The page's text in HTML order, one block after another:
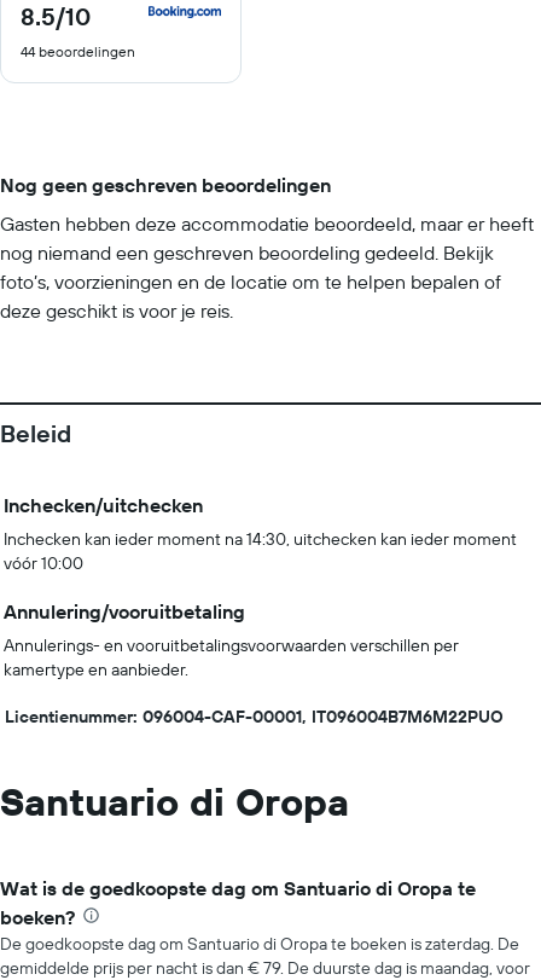
8.5/10
8.5
10
44 beoordelingen
Nog geen geschreven beoordelingen
Gasten hebben deze accommodatie beoordeeld, maar er heeft
nog niemand een geschreven beoordeling gedeeld. Bekijk
foto’s, voorzieningen en de locatie om te helpen bepalen of
deze geschikt is voor je reis.
Beleid
Inchecken/uitchecken
Inchecken kan ieder moment na 14:30, uitchecken kan ieder moment
vóór 10:00
Annulering/vooruitbetaling
Annulerings- en vooruitbetalingsvoorwaarden verschillen per
kamertype en aanbieder.
Licentienummer: 096004-CAF-00001, IT096004B7M6M22PUO
Santuario di Oropa
Wat is de goedkoopste dag om Santuario di Oropa te
boeken?
De goedkoopste dag om Santuario di Oropa te boeken is zaterdag. De
gemiddelde prijs per nacht is dan € 79. De duurste dag is maandag, voor